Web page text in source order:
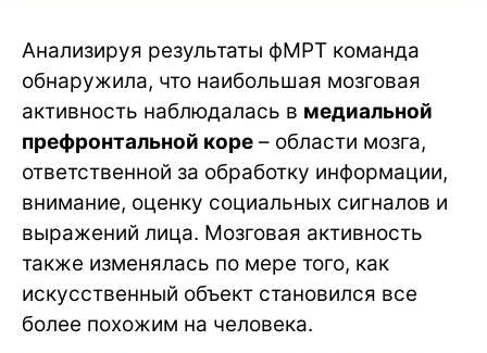
Анализируя результаты фМРТ команда
обнаружила, что наибольшая мозговая
активность наблюдалась в медиальной
префронтальной коре – области мозга,
ответственной за обработку информации,
внимание, оценку социальных сигналов и
выражений лица. Мозговая активность
также изменялась по мере того, как
искусственный объект становился все
более похожим на человека.